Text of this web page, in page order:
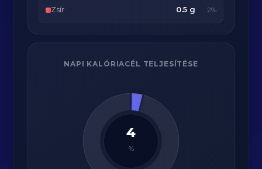
Zsír 0.5 g 2%
NAPI KALÓRIACÉL TELJESÍTÉSE
4
%